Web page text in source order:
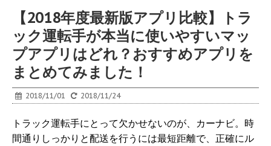
【2018年度最新版アプリ比較】トラ
ック運転手が本当に使いやすいマッ
プアプリはどれ？おすすめアプリを
まとめてみました！
2018/11/01 2018/11/24
トラック運転手にとって欠かせないのが、カーナビ。時
間通りしっかりと配送を行うには最短距離で、正確にル